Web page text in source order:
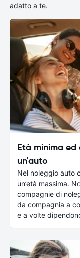
adatto a te.
Età minima
un'auto
Nel noleggio auto
un’età massima.
compagnie di
da compagnia a
e a volte